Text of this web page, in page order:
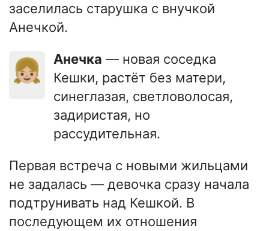
заселилась старушка с внучкой
Анечкой.
👧🏼 Анечка — новая соседка
Кешки, растёт без матери,
синеглазая, светловолосая,
задиристая, но
рассудительная.
Первая встреча с новыми жильцами
не задалась — девочка сразу начала
подтрунивать над Кешкой. В
последующем их отношения